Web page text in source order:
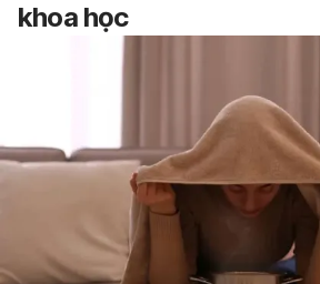
khoa học